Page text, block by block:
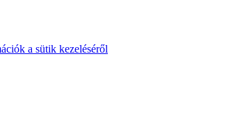
a sütik kezeléséről